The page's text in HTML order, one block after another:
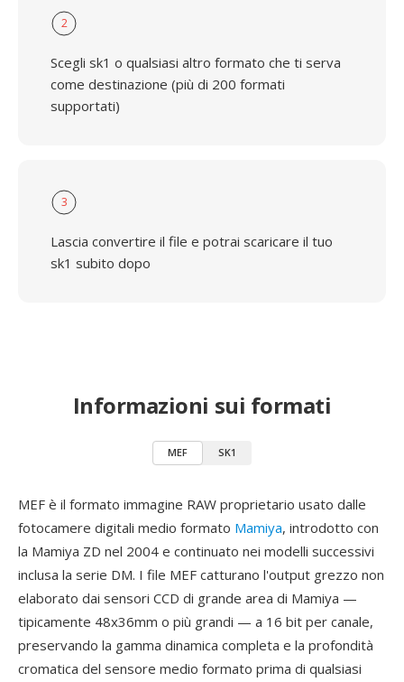
2
Scegli sk1 o qualsiasi altro formato che ti serva
come destinazione (più di 200 formati
supportati)
3
Lascia convertire il file e potrai scaricare il tuo
sk1 subito dopo
Informazioni sui formati
MEF SK1
MEF è il formato immagine RAW proprietario usato dalle
fotocamere digitali medio formato Mamiya, introdotto con
la Mamiya ZD nel 2004 e continuato nei modelli successivi
inclusa la serie DM. I file MEF catturano l'output grezzo non
elaborato dai sensori CCD di grande area di Mamiya —
tipicamente 48x36mm o più grandi — a 16 bit per canale,
preservando la gamma dinamica completa e la profondità
cromatica del sensore medio formato prima di qualsiasi